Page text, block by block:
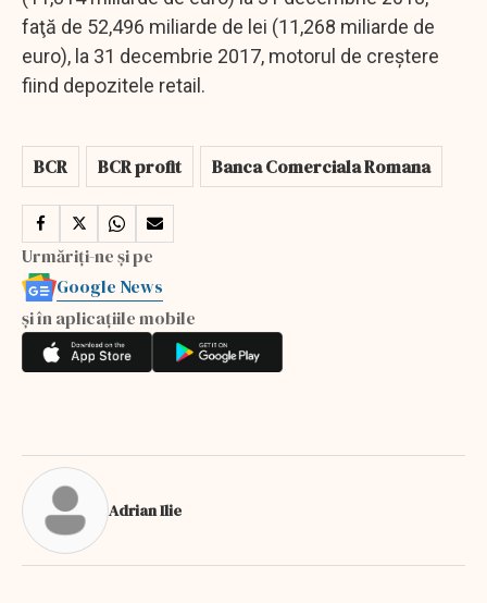
faţă de 52,496 miliarde de lei (11,268 miliarde de
euro), la 31 decembrie 2017, motorul de creştere
fiind depozitele retail.
BCR BCR profit Banca Comerciala Romana
Urmăriți-ne și pe
Google News
și în aplicațiile mobile
Adrian Ilie